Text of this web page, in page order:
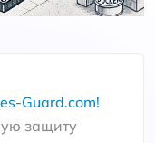
Guard.com!
защиту